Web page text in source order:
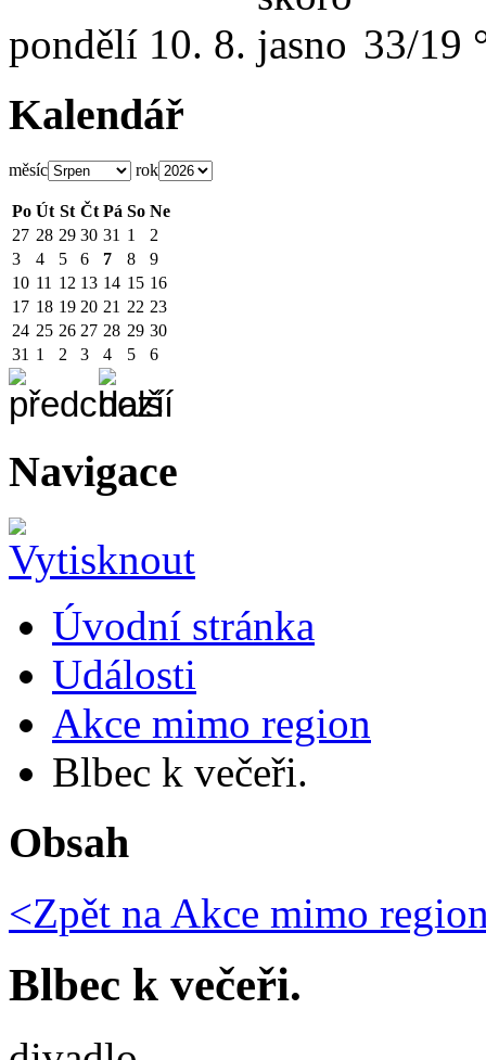
pondělí 10. 8. 33/19
Kalendář
měsíc rok
Po Út St Čt Pá So Ne
27 28 29 30 31 1
2
3
4 5 6 7 8
9
10 11 12 13 14 15 16
17 18 19 20 21 22 23
24 25 26 27 28 29 30
31 1 2 3 4 5 6
Navigace
Úvodní stránka
Události
Akce mimo region
Blbec k večeři.
Obsah
<Zpět na Akce mimo
Blbec k večeři.